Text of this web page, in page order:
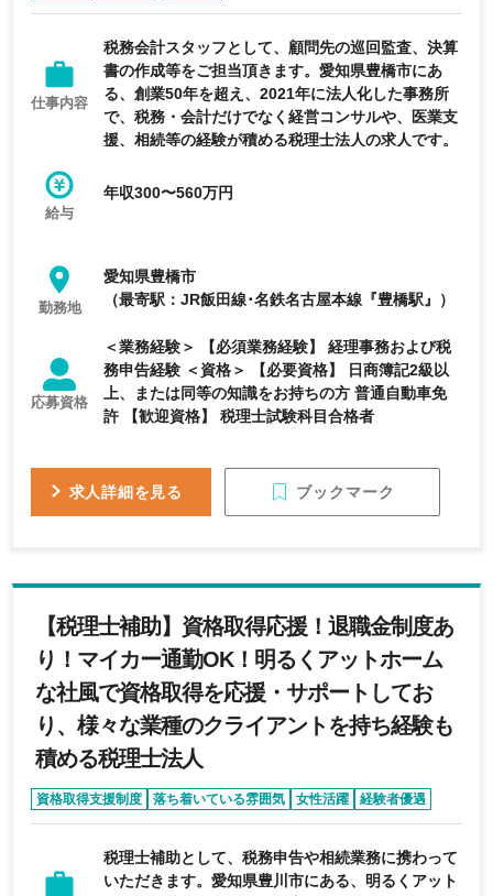
仕事内容
税務会計スタッフとして、顧問先の巡回監査、決算
書の作成等をご担当頂きます。愛知県豊橋市にあ
る、創業50年を超え、2021年に法人化した事務所
で、税務・会計だけでなく経営コンサルや、医業支
援、相続等の経験が積める税理士法人の求人です。
給与
年収300〜560万円
勤務地
愛知県豊橋市
（最寄駅：JR飯田線･名鉄名古屋本線『豊橋駅』）
応募資格
＜業務経験＞ 【必須業務経験】 経理事務および税
務申告経験 ＜資格＞ 【必要資格】 日商簿記2級以
上、または同等の知識をお持ちの方 普通自動車免
許 【歓迎資格】 税理士試験科目合格者
求人詳細を見る ブックマーク
【税理士補助】資格取得応援！退職金制度あ
り！マイカー通勤OK！明るくアットホーム
な社風で資格取得を応援・サポートしてお
り、様々な業種のクライアントを持ち経験も
積める税理士法人
資格取得支援制度 落ち着いている雰囲気 女性活躍
経験者優遇
転勤なし
税理士補助として、税務申告や相続業務に携わって
いただきます。愛知県豊川市にある、明るくアット